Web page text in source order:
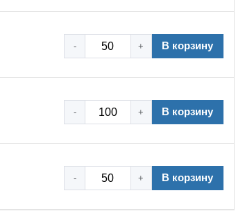
промышленной автоматики, а также для
станков, роботизированных комплексов и
визуально контролировать наличие
для использования в бюджетных
- + В корзину
- + В корзину
- + В корзину